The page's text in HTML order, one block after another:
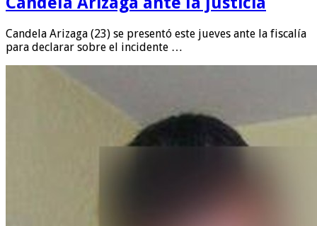
Candela Arizaga (23) se presentó este jueves ante la fiscalía
para declarar sobre el incidente …